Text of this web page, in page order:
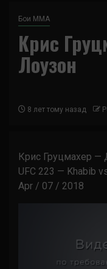
Бои ММА
Крис
Лоузон
8 лет тому назад
Крис Груцмахер
UFC 223 — Khabib
Apr / 07 / 2018